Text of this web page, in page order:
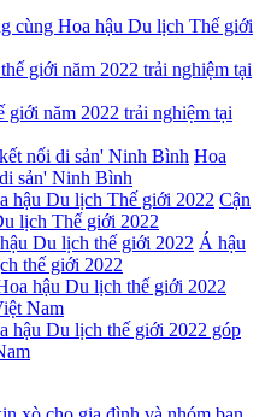
cùng Hoa hậu Du lịch Thế giới
năm 2022 trải nghiệm tại
Hoa
sản' Ninh Bình
Cận
lịch Thế giới 2022
Á hậu
thế giới 2022
hậu Du lịch thế giới 2022 góp